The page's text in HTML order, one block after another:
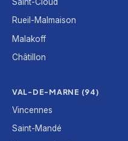
Rueil-Malmaison
Malakoff
Châtillon
VAL-DE-MARNE (94)
Vincennes
Saint-Mandé